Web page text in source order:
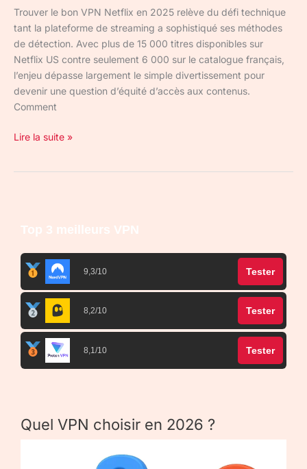
Trouver le bon VPN Netflix en 2025 relève du défi technique
tant la plateforme de streaming a sophistiqué ses méthodes
de détection. Avec plus de 15 000 titres disponibles sur
Netflix US contre seulement 6 000 sur le catalogue français,
l’enjeu dépasse largement le simple divertissement pour
devenir une question d’équité d’accès aux contenus.
Comment
Lire la suite »
Top 3 meilleurs VPN
9,3/10 Tester
8,2/10 Tester
8,1/10 Tester
Quel VPN choisir en 2026 ?